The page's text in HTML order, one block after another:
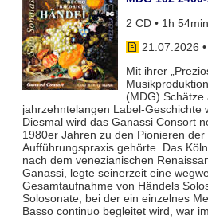
2 CD • 1h
21.07.2026 •
Mit ihrer
(MDG) Schätze
jahrzehntelangen Label-Geschichte
Diesmal wird das Ganassi Consort
1980er Jahren zu den Pionieren der
Aufführungspraxis gehörte. Das
nach dem venezianischen
Ganassi, legte seinerzeit eine
Gesamtaufnahme von Händels
Solosonate, bei der ein einzelnes
Basso continuo begleitet wird, war